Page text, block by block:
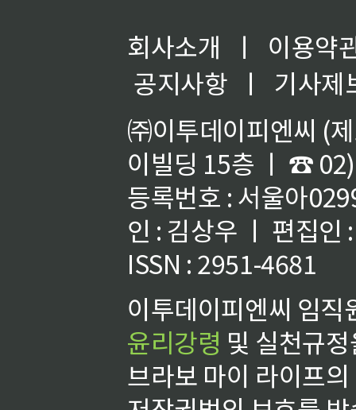
회사소개 ㅣ
이용약
공지사항
ㅣ
기사제
㈜이투데이피엔씨 (
이빌딩 15층 ㅣ ☎
등록번호 : 서울아
인 : 김상우 ㅣ 편집인
ISSN : 2951-4681
이투데이피엔씨 임
윤리강령 및 실천규
브라보 마이 라이프